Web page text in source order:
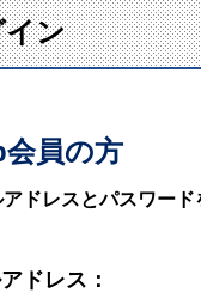
ン
員の方
アドレスとパスワー
ドレス：